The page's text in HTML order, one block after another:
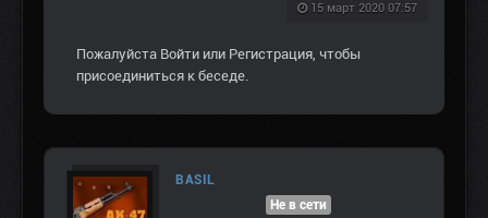
15 март 2020 07:57
Пожалуйста Войти или Регистрация, чтобы
присоединиться к беседе.
BASIL
Не в сети